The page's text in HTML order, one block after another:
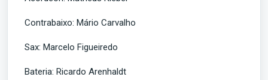
Contrabaixo: Mário Carvalho
Sax: Marcelo Figueiredo
Bateria: Ricardo Arenhaldt